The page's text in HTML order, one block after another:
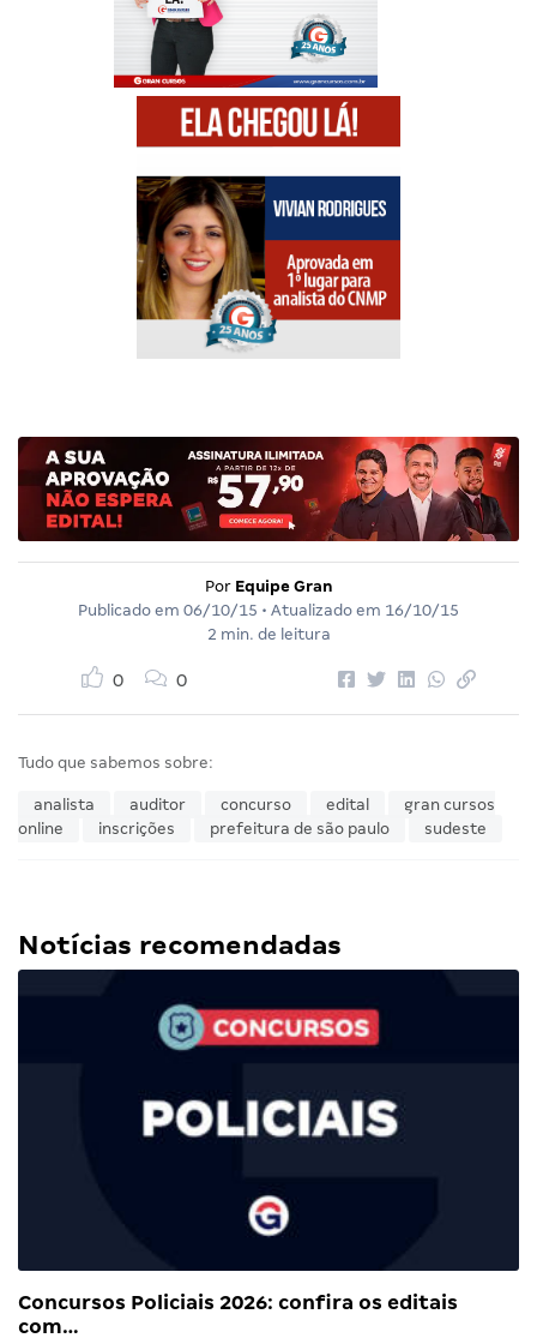
Por Equipe Gran
Publicado em 06/10/15 • Atualizado em 16/10/15
2 min. de leitura
0 0
Tudo que sabemos sobre:
analista auditor concurso edital
gran cursos
online
inscrições prefeitura de são paulo sudeste
Notícias recomendadas
Concursos Policiais 2026: confira os editais
com…